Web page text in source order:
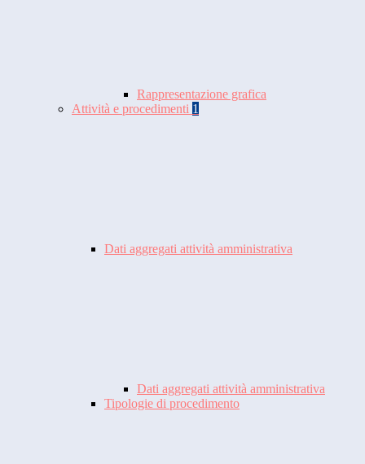
Rappresentazione grafica
Attività e procedimenti 1
Dati aggregati attività amministrativa
Dati aggregati attività amministrativa
Tipologie di procedimento